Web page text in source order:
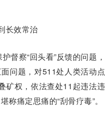
长效常治
督察“回头看”反馈的问题，
问题，对511处人类活动点
矿权，依法查处11起违法违
痛定思痛的“刮骨疗毒”。